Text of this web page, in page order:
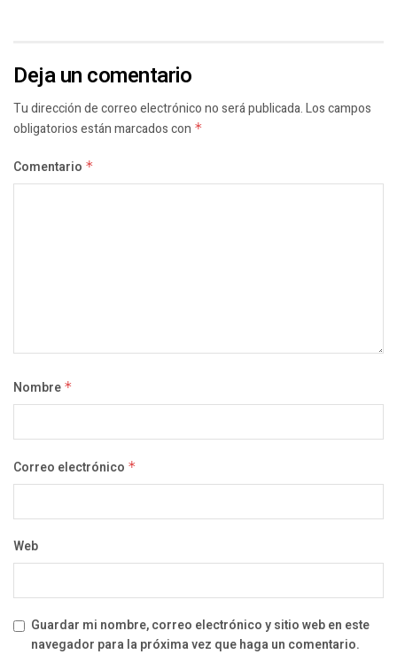
Deja un comentario
Tu dirección de correo electrónico no será publicada.Los campos
obligatorios están marcados con *
Comentario *
Nombre *
Correo electrónico *
Web
Guardar mi nombre, correo electrónico y sitio web en este
navegador para la próxima vez que haga un comentario.